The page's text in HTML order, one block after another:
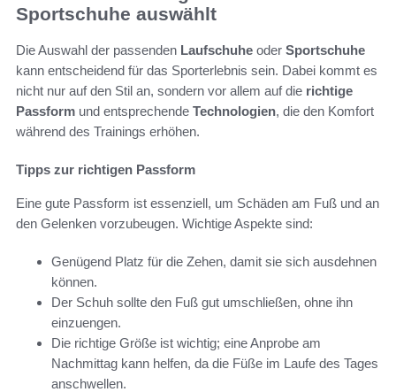
Sportschuhe auswählt
Die Auswahl der passenden Laufschuhe oder Sportschuhe
kann entscheidend für das Sporterlebnis sein. Dabei kommt es
nicht nur auf den Stil an, sondern vor allem auf die richtige
Passform und entsprechende Technologien, die den Komfort
während des Trainings erhöhen.
Tipps zur richtigen Passform
Eine gute Passform ist essenziell, um Schäden am Fuß und an
den Gelenken vorzubeugen. Wichtige Aspekte sind:
Genügend Platz für die Zehen, damit sie sich ausdehnen
können.
Der Schuh sollte den Fuß gut umschließen, ohne ihn
einzuengen.
Die richtige Größe ist wichtig; eine Anprobe am
Nachmittag kann helfen, da die Füße im Laufe des Tages
anschwellen.